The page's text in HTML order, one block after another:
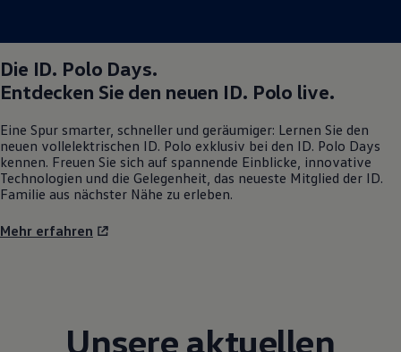
Die ID. Polo Days.
Entdecken Sie den neuen ID. Polo live.
Eine Spur smarter, schneller und geräumiger: Lernen Sie den
neuen vollelektrischen ID. Polo exklusiv bei den ID. Polo Days
kennen. Freuen Sie sich auf spannende Einblicke, innovative
Technologien und die Gelegenheit, das neueste Mitglied der ID.
Familie aus nächster Nähe zu erleben.
Mehr erfahren
Unsere aktuellen